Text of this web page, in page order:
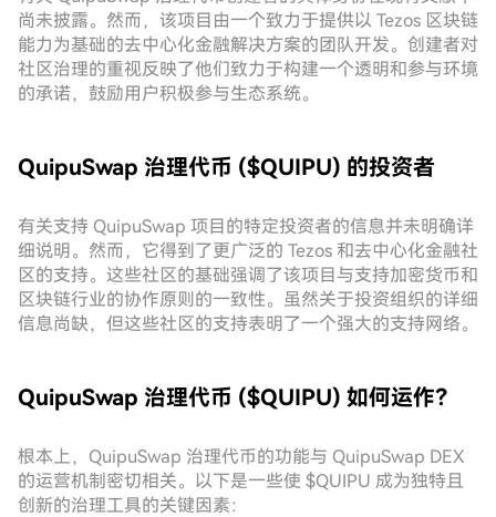
尚未披露。然而，该项目由一个致力于提供以 Tezos 区块链
能力为基础的去中心化金融解决方案的团队开发。创建者对
社区治理的重视反映了他们致力于构建一个透明和参与环境
的承诺，鼓励用户积极参与生态系统。
QuipuSwap 治理代币 ($QUIPU) 的投资者
有关支持 QuipuSwap 项目的特定投资者的信息并未明确详
细说明。然而，它得到了更广泛的 Tezos 和去中心化金融社
区的支持。这些社区的基础强调了该项目与支持加密货币和
区块链行业的协作原则的一致性。虽然关于投资组织的详细
信息尚缺，但这些社区的支持表明了一个强大的支持网络。
QuipuSwap 治理代币 ($QUIPU) 如何运作？
根本上，QuipuSwap 治理代币的功能与 QuipuSwap DEX
的运营机制密切相关。以下是一些使 $QUIPU 成为独特且
创新的治理工具的关键因素：